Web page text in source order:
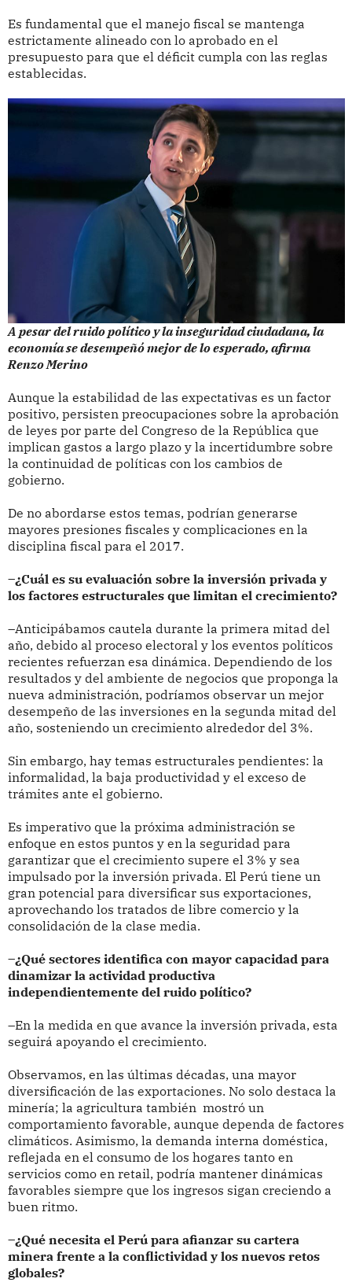
Es fundamental que el manejo fiscal se mantenga
estrictamente alineado con lo aprobado en el
presupuesto para que el déficit cumpla con las reglas
establecidas.
A pesar del ruido político y la inseguridad ciudadana, la
economía se desempeñó mejor de lo esperado, afirma
Renzo Merino
Aunque la estabilidad de las expectativas es un factor
positivo, persisten preocupaciones sobre la aprobación
de leyes por parte del Congreso de la República que
implican gastos a largo plazo y la incertidumbre sobre
la continuidad de políticas con los cambios de
gobierno.
De no abordarse estos temas, podrían generarse
mayores presiones fiscales y complicaciones en la
disciplina fiscal para el 2017.
–¿Cuál es su evaluación sobre la inversión privada y
los factores estructurales que limitan el crecimiento?
–Anticipábamos cautela durante la primera mitad del
año, debido al proceso electoral y los eventos políticos
recientes refuerzan esa dinámica. Dependiendo de los
resultados y del ambiente de negocios que proponga la
nueva administración, podríamos observar un mejor
desempeño de las inversiones en la segunda mitad del
año, sosteniendo un crecimiento alrededor del 3%.
Sin embargo, hay temas estructurales pendientes: la
informalidad, la baja productividad y el exceso de
trámites ante el gobierno.
Es imperativo que la próxima administración se
enfoque en estos puntos y en la seguridad para
garantizar que el crecimiento supere el 3% y sea
impulsado por la inversión privada. El Perú tiene un
gran potencial para diversificar sus exportaciones,
aprovechando los tratados de libre comercio y la
consolidación de la clase media.
–¿Qué sectores identifica con mayor capacidad para
dinamizar la actividad productiva
independientemente del ruido político?
–En la medida en que avance la inversión privada, esta
seguirá apoyando el crecimiento.
Observamos, en las últimas décadas, una mayor
diversificación de las exportaciones. No solo destaca la
minería; la agricultura también mostró un
comportamiento favorable, aunque dependa de factores
climáticos. Asimismo, la demanda interna doméstica,
reflejada en el consumo de los hogares tanto en
servicios como en retail, podría mantener dinámicas
favorables siempre que los ingresos sigan creciendo a
buen ritmo.
–¿Qué necesita el Perú para afianzar su cartera
minera frente a la conflictividad y los nuevos retos
globales?